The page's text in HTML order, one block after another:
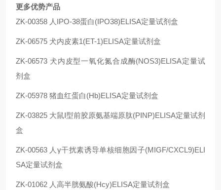
更多优势产品
ZK-00358 人IPO-38蛋白(IPO38)ELISA定量试剂盒
ZK-06575 犬内皮素1(ET-1)ELISA定量试剂盒
ZK-06573 犬内皮型一氧化氮合成酶(NOS3)ELISA定量试
剂盒
ZK-05978 猪血红蛋白(Hb)ELISA定量试剂盒
ZK-03825 大鼠Ⅰ型前胶原氨基端原肽(PⅠNP)ELISA定量试剂
盒
ZK-00563 人γ干扰素诱导单核细胞因子(MIGF/CXCL9)ELI
SA定量试剂盒
ZK-01062 人高半胱氨酸(Hcy)ELISA定量试剂盒